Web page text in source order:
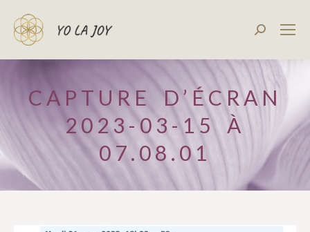
CAPTURE D’ÉCRAN
2023-03-15 À
07.08.01